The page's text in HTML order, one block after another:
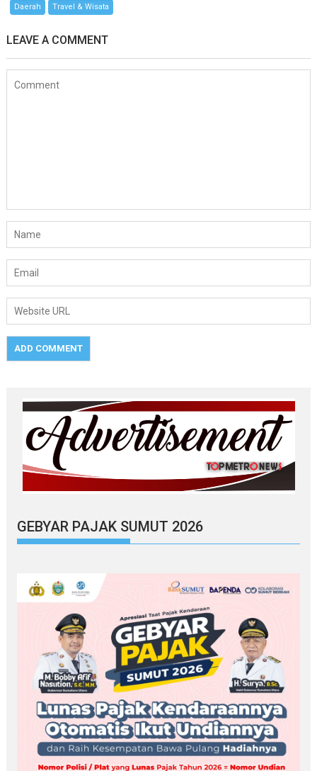
Daerah Travel & Wisata
LEAVE A COMMENT
GEBYAR PAJAK SUMUT 2026